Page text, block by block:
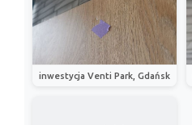
inwestycja Venti Park, Gdańsk